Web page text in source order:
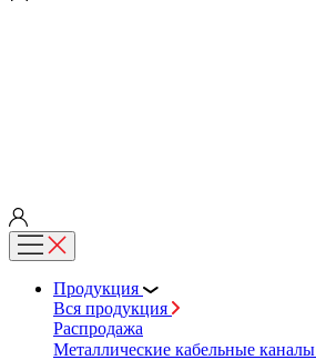
Продукция
Вся продукция
Распродажа
Металлические кабельные каналы